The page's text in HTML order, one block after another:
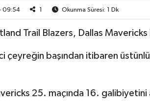
09:54 Okunma Süresi: 1 Dk
Trail Blazers, Dallas Mavericks
çeyreğin başından itibaren
25. maçında 16. galibiyetini